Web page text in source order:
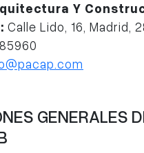
Y
Calle Lido, 16, Madrid,
GENERALES